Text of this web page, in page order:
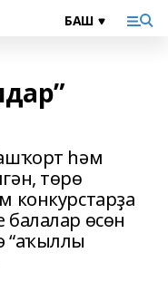
һәм
төрө
конкурстарҙа
өсөн
“аҡыллы